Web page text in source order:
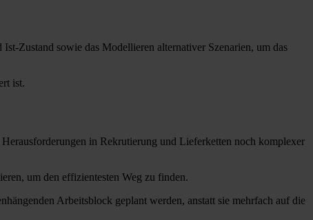
Zustand sowie das Modellieren alternativer Szenarien, um das
ist.
in Rekrutierung und Lieferketten noch komplexer
um den effizientesten Weg zu finden.
Arbeitsblock geplant werden, anstatt sie mehrfach auf die